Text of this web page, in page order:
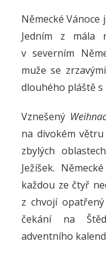
Německé Vánoce
Jedním z mála
v severním
muže se
dlouhého pláště s
Vznešený
na divokém
zbylých
Ježíšek.
každou ze čtyř
z chvojí
čekání na
adventního